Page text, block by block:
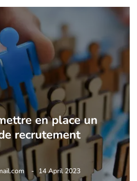
en place un
recrutement
14 April 2023